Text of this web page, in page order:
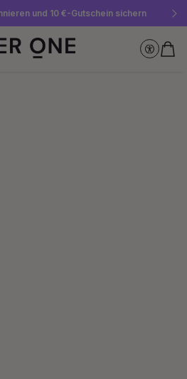
€ MBW - nur solange der Vorrat reicht!
und 10 €-Gutschein sichern
mit unseren Spar-Abos